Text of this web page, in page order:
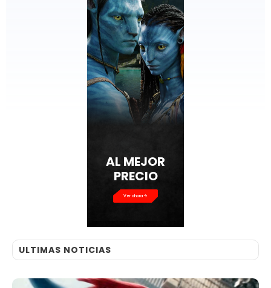
AL MEJOR
PRECIO
Ver ahora
ULTIMAS NOTICIAS